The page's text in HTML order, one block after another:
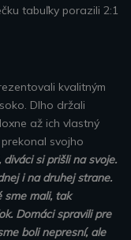
tabuľky porazili 2:1
kvalitným
Dlho držali
až ich vlastný
svojho
si prišli na svoje.
i na druhej strane.
sme mali, tak
Domáci spravili pre
boli nepresní, ale